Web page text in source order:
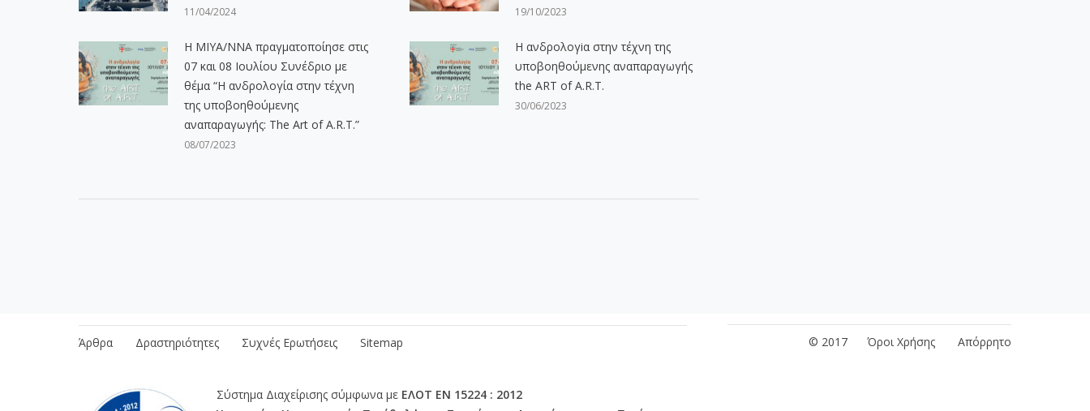
11/04/2024 19/10/2023
Η ΜΙΥΑ/ΝΝΑ πραγματοποίησε στις
07 και 08 Ιουλίου Συνέδριο με
θέμα “Η ανδρολογία στην τέχνη
της υποβοηθούμενης
αναπαραγωγής: The Art of A.R.T.”
08/07/2023
Η ανδρολογiα στην τέχνη της
υποβοηθούμενης αναπαραγωγής
the ART of A.R.T.
30/06/2023
Άρθρα Δραστηριότητες Συχνές Ερωτήσεις Sitemap © 2017 Όροι Χρήσης Απόρρητο
Σύστημα Διαχείρισης σύμφωνα με ΕΛΟΤ ΕΝ 15224 : 2012